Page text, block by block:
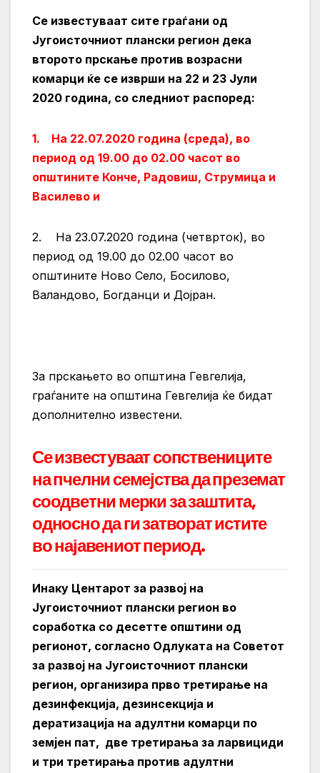
Се известуваат сите граѓани од
Југоисточниот плански регион дека
второто прскање против возрасни
комарци ќе се изврши на 22 и 23 Јули
2020 година, со следниот распоред:
1. На 22.07.2020 година (среда), во
период од 19.00 до 02.00 часот во
општините Конче, Радовиш, Струмица и
Василево и
2. На 23.07.2020 година (четврток), во
период од 19.00 до 02.00 часот во
општините Ново Село, Босилово,
Валандово, Богданци и Дојран.
За прскањето во општина Гевгелија,
граѓаните на општина Гевгелија ќе бидат
дополнително известени.
Се известуваат сопствениците
на пчелни семејства да преземат
соодветни мерки за заштита,
односно да ги затворат истите
во најавениот период.
Инаку Центарот за развој на
Југоисточниот плански регион во
соработка со десетте општини од
регионот, согласно Одлуката на Советот
за развој на Југоисточниот плански
регион, организира прво третирање на
дезинфекција, дезинсекција и
дератизација на адултни комарци по
земјен пат, две третирања за ларвициди
и три третирања против адултни